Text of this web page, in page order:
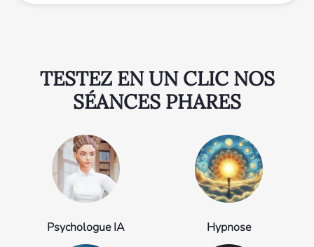
TESTEZ EN UN CLIC NOS
SÉANCES PHARES
Psychologue IA Hypnose